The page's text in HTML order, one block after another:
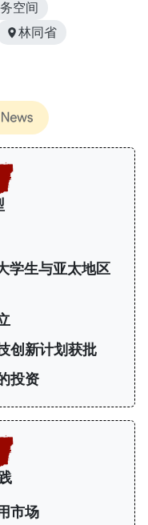
空间
林同省
学生与亚太地区
创新计划获批
投资
市场